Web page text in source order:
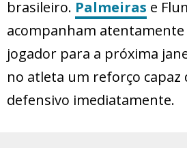
brasileiro. Palmeiras e
acompanham atentamente
jogador para a próxima
no atleta um reforço capaz
defensivo imediatamente.